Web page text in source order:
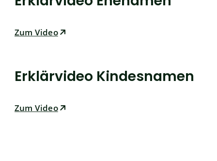
Zum Video
Erklärvideo Kindesnamen
Zum Video